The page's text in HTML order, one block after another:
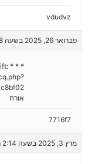
vdudvz
פברואר 26, 2025 בשעה 11:48 pm
אורח
7716f7
מרץ 3, 2025 בשעה 2:14 am